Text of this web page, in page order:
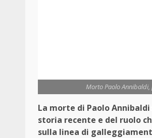
Morto Paolo
La morte di Paolo
storia recente e del ruolo
sulla linea di